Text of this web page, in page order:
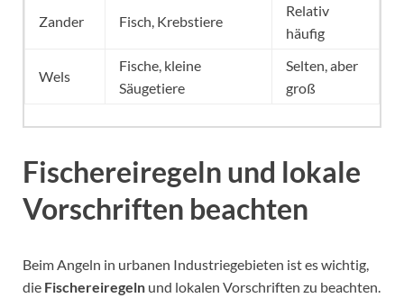
Zander Fisch, Krebstiere
Relativ
häufig
Wels
Fische, kleine
Säugetiere
Selten, aber
groß
Fischereiregeln und lokale
Vorschriften beachten
Beim Angeln in urbanen Industriegebieten ist es wichtig,
die Fischereiregeln und lokalen Vorschriften zu beachten.